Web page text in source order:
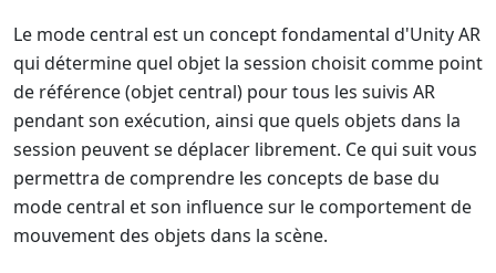
Le mode central est un concept fondamental d'Unity AR
qui détermine quel objet la session choisit comme point
de référence (objet central) pour tous les suivis AR
pendant son exécution, ainsi que quels objets dans la
session peuvent se déplacer librement. Ce qui suit vous
permettra de comprendre les concepts de base du
mode central et son influence sur le comportement de
mouvement des objets dans la scène.